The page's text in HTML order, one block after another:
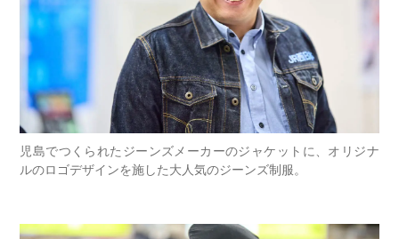
児島でつくられたジーンズメーカーのジャケットに、オリジナ
ルのロゴデザインを施した大人気のジーンズ制服。